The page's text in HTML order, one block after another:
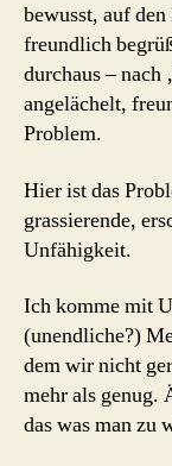
bewusst, auf
freundlich
durchaus – nach
angelächelt,
Problem.
Hier ist das
grassierende,
Unfähigkeit.
Ich komme mit
(unendliche?)
dem wir nicht
mehr als genug.
das was man zu